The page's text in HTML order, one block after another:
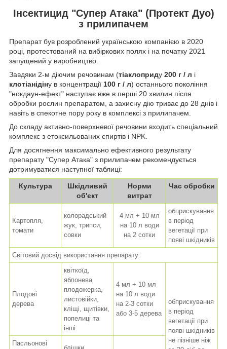
Інсектицид "Супер Атака" (Протект Дуо)
з прилипачем
Препарат був розроблений українською компанією в 2020
році, протестований на вибіркових полях і на початку 2021
запущений у виробництво.
Завдяки 2-м діючим речовинам (тіаклоприду 200 г / л і
клотіанідіну в концентрації 100 г / л) останнього покоління
"нокдаун-ефект" наступає вже в перші 20 хвилин після
обробки рослин препаратом, а захисну дію триває до 28 днів і
навіть в спекотне пору року в комплексі з прилипачем.
До складу активно-поверхневої речовини входить спеціальний
комплекс з етоксильованих спиртів і NPK.
Для досягнення максимально ефективного результату
препарату "Супер Атака" з прилипачем рекомендується
дотримуватися наступної таблиці:
Культура
Шкідливий
об'єкт
Норми
витрат
Час обробки
Картопля,
томати
колорадський
жук, трипси,
совки
4 мл + 10 мл
на 10 л води
на 2 сотки
обприскування
в період
вегетації при
появі шкідників
Світовий досвід використання препарату:
Плодові
дерева
квіткоїд,
яблонева
плодожерка,
листовійки,
кліщі, щитівки,
попелиці та
інші
4 мл + 10 мл
на 10 л води
на 2-3 сотки
або 3-5 дерева
обприскування
в період
вегетації при
появі шкідників
не пізніше ніж
Пасльонові